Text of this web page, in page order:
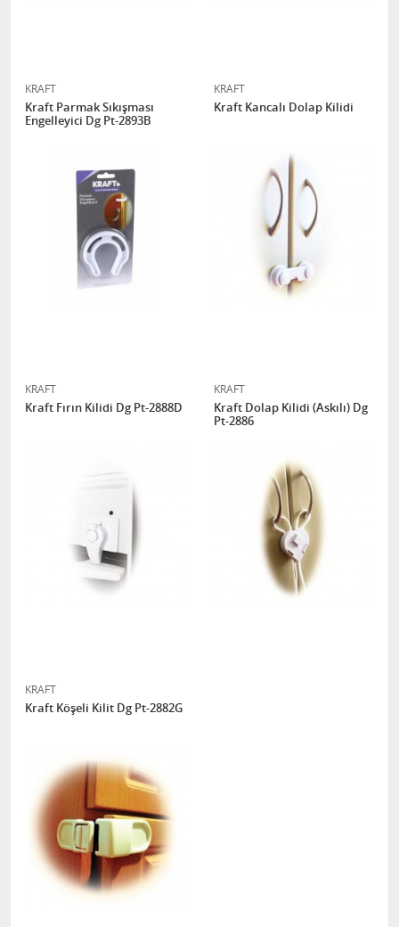
KRAFT
Kraft Parmak Sıkışması
Engelleyici Dg Pt-2893B
KRAFT
Kraft Kancalı Dolap Kilidi
KRAFT
Kraft Fırın Kilidi Dg Pt-2888D
KRAFT
Kraft Dolap Kilidi (Askılı) Dg
Pt-2886
KRAFT
Kraft Köşeli Kilit Dg Pt-2882G